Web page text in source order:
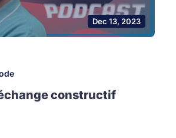
Dec 13, 2023
constructif